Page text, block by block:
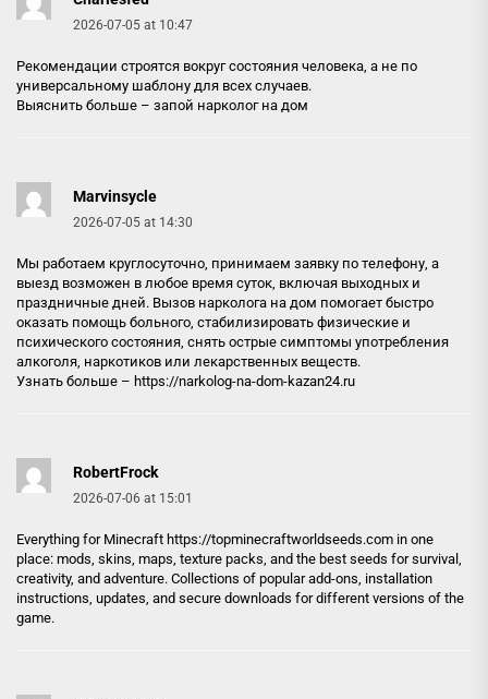
2026-07-05 at 10:47
Рекомендации строятся вокруг состояния человека, а не по
универсальному шаблону для всех случаев.
Выяснить больше – запой нарколог на дом
Marvinsycle
2026-07-05 at 14:30
Мы работаем круглосуточно, принимаем заявку по телефону, а
выезд возможен в любое время суток, включая выходных и
праздничные дней. Вызов нарколога на дом помогает быстро
оказать помощь больного, стабилизировать физические и
психического состояния, снять острые симптомы употребления
алкоголя, наркотиков или лекарственных веществ.
Узнать больше – https://narkolog-na-dom-kazan24.ru
RobertFrock
2026-07-06 at 15:01
Everything for Minecraft https://topminecraftworldseeds.com in one
place: mods, skins, maps, texture packs, and the best seeds for survival,
creativity, and adventure. Collections of popular add-ons, installation
instructions, updates, and secure downloads for different versions of the
game.